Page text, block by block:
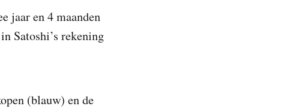
jaar en 4 maanden
Satoshi’s rekening
(blauw) en de